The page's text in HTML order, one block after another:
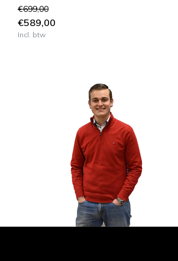
€699,00
€589,00
Incl. btw